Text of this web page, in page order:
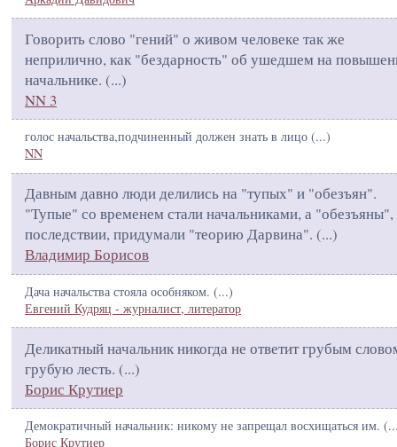
Говорить слово "гений" о живом человеке так же
неприлично, как "бездарность" об ушедшем на
начальнике. (...)
NN 3
голос начальства,подчиненный должен знать в лицо (...)
NN
Давным давно люди делились на "тупых" и "обезъян".
"Тупые" со временем стали начальниками, а "обезъяны",
последствии, придумали "теорию Дарвина". (...)
Владимир Борисов
Дача начальства стояла особняком. (...)
Евгений Кудряц - журналист, литератор
Деликатный начальник никогда не ответит грубым
грубую лесть. (...)
Борис Крутиер
Демократичный начальник: никому не запрещал восхищаться им. (
Борис Крутиер